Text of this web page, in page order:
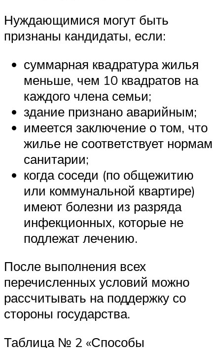
Нуждающимися могут быть
признаны кандидаты, если:
суммарная квадратура жилья
меньше, чем 10 квадратов на
каждого члена семьи;
здание признано аварийным;
имеется заключение о том, что
жилье не соответствует нормам
санитарии;
когда соседи (по общежитию
или коммунальной квартире)
имеют болезни из разряда
инфекционных, которые не
подлежат лечению.
После выполнения всех
перечисленных условий можно
рассчитывать на поддержку со
стороны государства.
Таблица № 2 «Способы